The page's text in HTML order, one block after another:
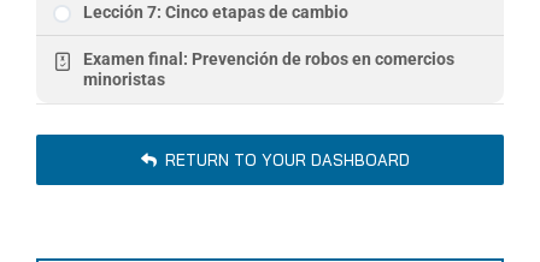
Lección 7: Cinco etapas de cambio
Examen final: Prevención de robos en comercios
minoristas
RETURN TO YOUR DASHBOARD